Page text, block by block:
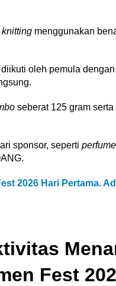
menggunakan
oleh pemula
seberat 125 gram
sponsor, seperti perfume
2026 Hari Pertama.
Fest